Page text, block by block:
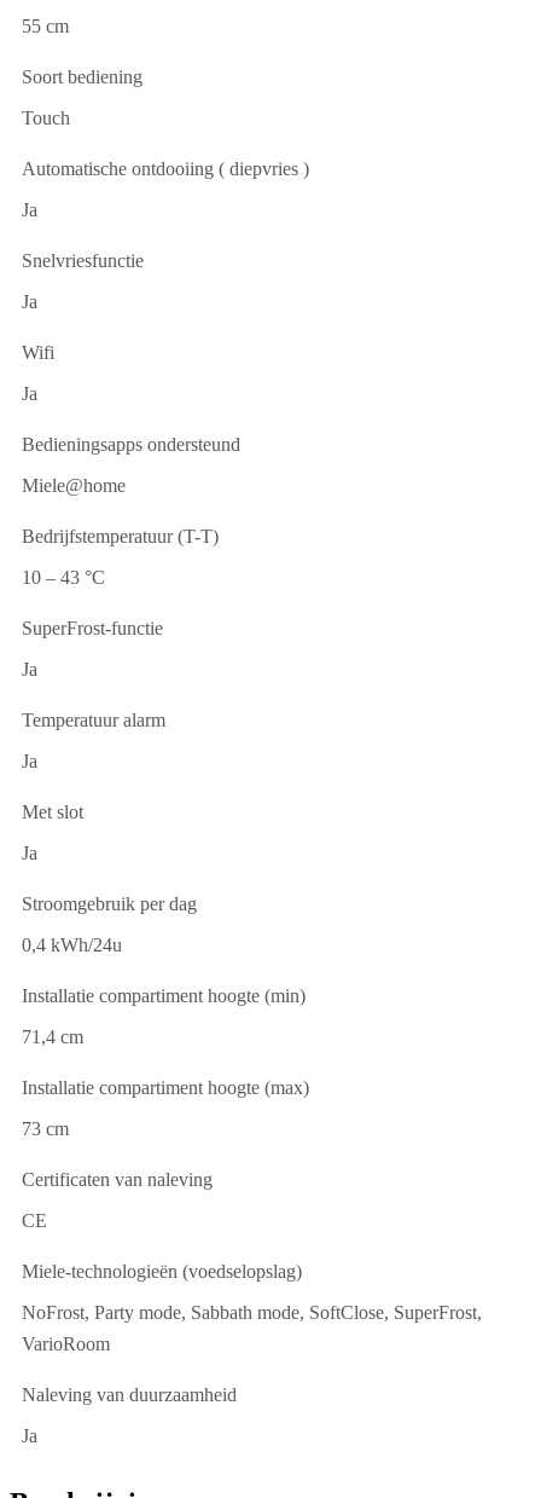
55 cm
Soort bediening
Touch
Automatische ontdooiing ( diepvries )
Ja
Snelvriesfunctie
Ja
Wifi
Ja
Bedieningsapps ondersteund
Miele@home
Bedrijfstemperatuur (T-T)
10 – 43 °C
SuperFrost-functie
Ja
Temperatuur alarm
Ja
Met slot
Ja
Stroomgebruik per dag
0,4 kWh/24u
Installatie compartiment hoogte (min)
71,4 cm
Installatie compartiment hoogte (max)
73 cm
Certificaten van naleving
CE
Miele-technologieën (voedselopslag)
NoFrost, Party mode, Sabbath mode, SoftClose, SuperFrost,
VarioRoom
Naleving van duurzaamheid
Ja